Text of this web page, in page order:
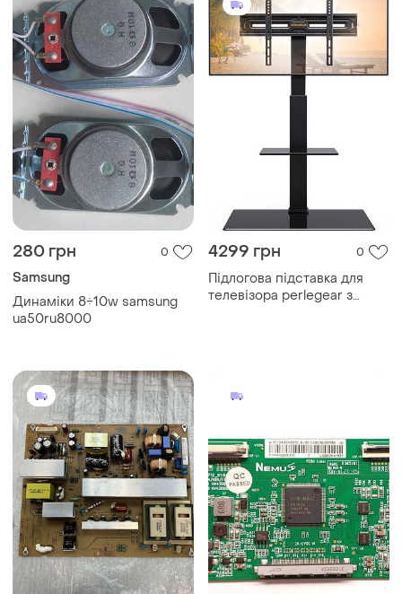
280 грн 0
Samsung
Динаміки 8÷10w samsung
ua50ru8000
4299 грн 0
Підлогова підставка для
телевізора perlegear з